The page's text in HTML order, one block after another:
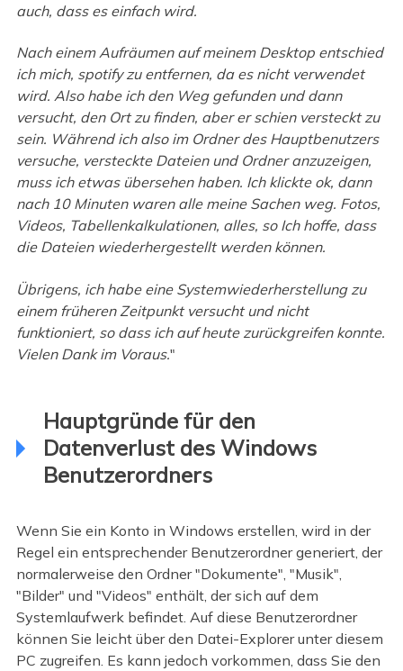
auch, dass es einfach wird.
Nach einem Aufräumen auf meinem Desktop entschied
ich mich, spotify zu entfernen, da es nicht verwendet
wird. Also habe ich den Weg gefunden und dann
versucht, den Ort zu finden, aber er schien versteckt zu
sein. Während ich also im Ordner des Hauptbenutzers
versuche, versteckte Dateien und Ordner anzuzeigen,
muss ich etwas übersehen haben. Ich klickte ok, dann
nach 10 Minuten waren alle meine Sachen weg. Fotos,
Videos, Tabellenkalkulationen, alles, so Ich hoffe, dass
die Dateien wiederhergestellt werden können.
Übrigens, ich habe eine Systemwiederherstellung zu
einem früheren Zeitpunkt versucht und nicht
funktioniert, so dass ich auf heute zurückgreifen konnte.
Vielen Dank im Voraus."
Hauptgründe für den
Datenverlust des Windows
Benutzerordners
Wenn Sie ein Konto in Windows erstellen, wird in der
Regel ein entsprechender Benutzerordner generiert, der
normalerweise den Ordner "Dokumente", "Musik",
"Bilder" und "Videos" enthält, der sich auf dem
Systemlaufwerk befindet. Auf diese Benutzerordner
können Sie leicht über den Datei-Explorer unter diesem
PC zugreifen. Es kann jedoch vorkommen, dass Sie den